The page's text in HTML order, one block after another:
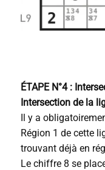
ÉTAPE N°4 :
Intersection de la
Il y a
Région 1 de cette
trouvant déjà en
Le chiffre 8 se